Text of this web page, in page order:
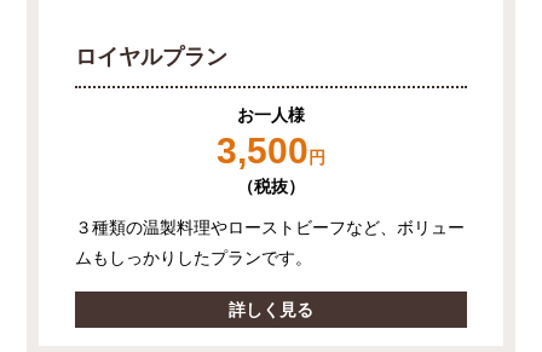
ロイヤルプラン
お一人様
3,500 円
（税抜）
３種類の温製料理やローストビーフなど、ボリュー
ムもしっかりしたプランです。
詳しく見る